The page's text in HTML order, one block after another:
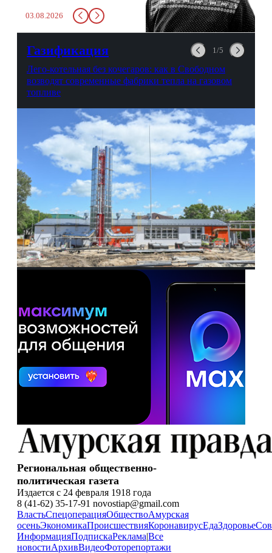
стажем о жизни, смерти
душе и духе. Откровенно о
03.08.2026
Газификация 1/5
Лего-котельная без кочегаров: как в Свободном
возводят современные фабрики тепла на газовом
топливе
Региональная общественно-
политическая газета
Издается с 24 февраля 1918 года
8 (41-62) 35-17-91 novostiap@gmail.com
ВластьСпецоперацияОбществоАмурская
осеньЭкономикаПроисшествияКоронавирусЕдаЗдоровье
ИнформацияПодпискаРеклама|Все
новостиАрхивВидеоФоторепортажи